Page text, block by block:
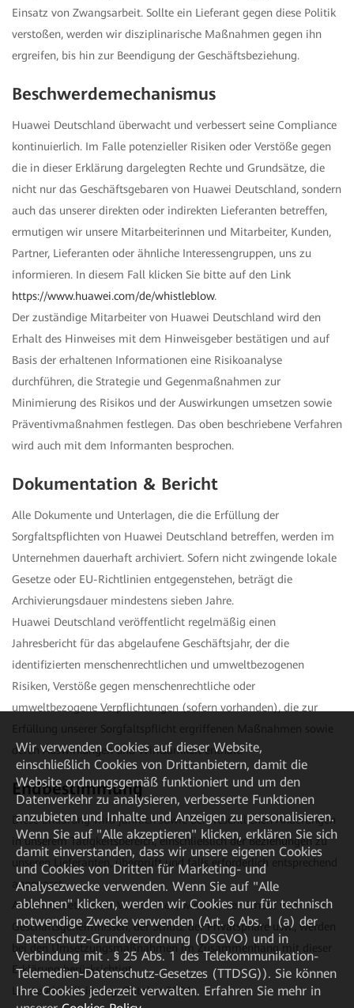
Einsatz von Zwangsarbeit. Sollte ein Lieferant gegen diese Politik
verstoßen, werden wir disziplinarische Maßnahmen gegen ihn
ergreifen, bis hin zur Beendigung der Geschäftsbeziehung.
Beschwerdemechanismus
Huawei Deutschland überwacht und verbessert seine Compliance
kontinuierlich. Im Falle potenzieller Risiken oder Verstöße gegen
die in dieser Erklärung dargelegten Rechte und Grundsätze, die
nicht nur das Geschäftsgebaren von Huawei Deutschland, sondern
auch das unserer direkten oder indirekten Lieferanten betreffen,
ermutigen wir unsere Mitarbeiterinnen und Mitarbeiter, Kunden,
Partner, Lieferanten oder ähnliche Interessengruppen, uns zu
informieren. In diesem Fall klicken Sie bitte auf den Link
https://www.huawei.com/de/whistleblow.
Der zuständige Mitarbeiter von Huawei Deutschland wird den
Erhalt des Hinweises mit dem Hinweisgeber bestätigen und auf
Basis der erhaltenen Informationen eine Risikoanalyse
durchführen, die Strategie und Gegenmaßnahmen zur
Minimierung des Risikos und der Auswirkungen umsetzen sowie
Präventivmaßnahmen festlegen. Das oben beschriebene Verfahren
wird auch mit dem Informanten besprochen.
Dokumentation & Bericht
Alle Dokumente und Unterlagen, die die Erfüllung der
Sorgfaltspflichten von Huawei Deutschland betreffen, werden im
Unternehmen dauerhaft archiviert. Sofern nicht zwingende lokale
Gesetze oder EU-Richtlinien entgegenstehen, beträgt die
Archivierungsdauer mindestens sieben Jahre.
Huawei Deutschland veröffentlicht regelmäßig einen
Jahresbericht für das abgelaufene Geschäftsjahr, der die
identifizierten menschenrechtlichen und umweltbezogenen
Risiken, Verstöße gegen menschenrechtliche oder
umweltbezogene Verpflichtungen (sofern vorhanden), die zur
deren Auswirkungen und Wirksamkeit enthält.
Endbestimmung
Diese Erklärung wird jährlich sowie bei wesentlichen Änderungen
in unserem Tätigkeitsbereich, einschließlich der Beziehungen zu
unseren Lieferanten, überprüft und falls erforderlich entsprechend
angepasst.
Andere Gesetze oder Vorschriften, wie z. B. der Schutz von
Geschäftsgeheimnissen, der Schutz der Privatsphäre usw., werden
bei den Umsetzungsmaßnahmen im Zusammenhang mit dieser
Erklärung berücksichtigt.
Letzte Aktualisierung: Oktober 2024
Wir verwenden Cookies auf dieser Website,
einschließlich Cookies von Drittanbietern, damit die
Website ordnungsgemäß funktioniert und um den
Datenverkehr zu analysieren, verbesserte Funktionen
anzubieten und Inhalte und Anzeigen zu personalisieren.
Wenn Sie auf "Alle akzeptieren" klicken, erklären Sie sich
damit einverstanden, dass wir unsere eigenen Cookies
und Cookies von Dritten für Marketing- und
Analysezwecke verwenden. Wenn Sie auf "Alle
ablehnen" klicken, werden wir Cookies nur für technisch
notwendige Zwecke verwenden (Art. 6 Abs. 1 (a) der
Datenschutz-Grundverordnung (DSGVO) und in
Verbindung mit . § 25 Abs. 1 des Telekommunikation-
Telemedien-Datenschutz-Gesetzes (TTDSG)). Sie können
Ihre Cookies jederzeit verwalten. Erfahren Sie mehr in